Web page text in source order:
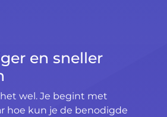
en sneller
wel. Je begint met
hoe kun je de benodigde